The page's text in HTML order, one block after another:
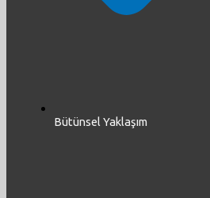
Bütünsel Yaklaşım